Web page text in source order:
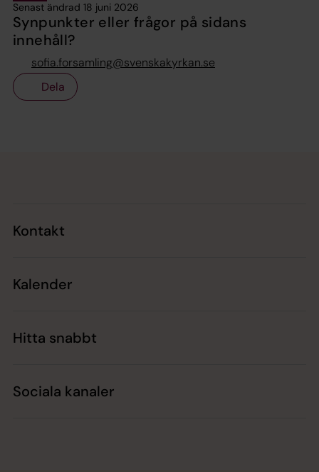
Senast ändrad 18 juni 2026
Synpunkter eller frågor på sidans
innehåll?
sofia.forsamling@svenskakyrkan.se
Dela
Kontakt
Kalender
Hitta snabbt
Sociala kanaler